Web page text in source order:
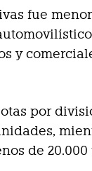
fue
y
por
de